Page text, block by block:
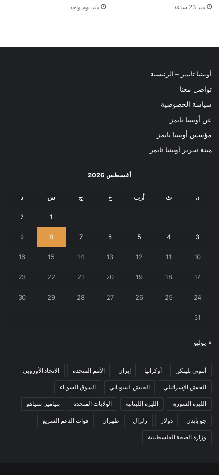
منذ 23 ساعة منذ يوم واحد
أوبينيا تايمز – الرئيسية
تواصل معنا
سياسة الخصوصية
عن أوبينيا تايمز
مؤسس أوبينيا تايمز
هيئة تحرير أوبينيا تايمز
أغسطس 2026
ن ث أرب خ ج س د
1
2
3
4
5
6
7
8
9
10
11
12
13
14
15
16
17
18
19
20
21
22
23
24
25
26
27
28
29
30
31
« يوليو
أنتوني بلينكن أوكرانيا إيران الأمم المتحدة الاتحاد الأوروبي
الجيش الإسرائيلي الجيش السوداني السوق السوداء
الليرة السورية الليرة اللبنانية الولايات المتحدة بنيامين نتنياهو
جو بايدن دولار زلزال طهران قوات الدعم السريع
وزارة الصحة الفلسطينية